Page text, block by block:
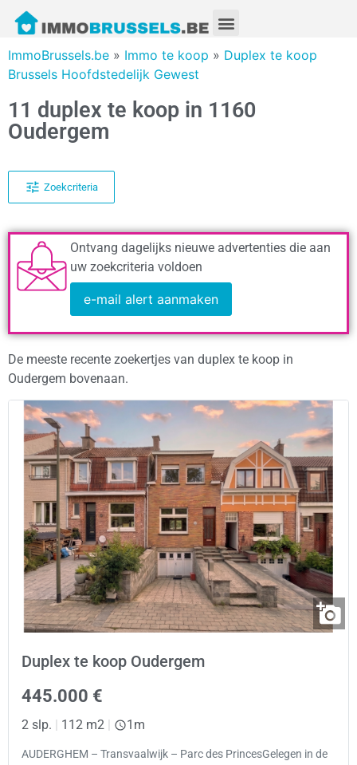
ImmoBrussels.be » Immo te koop » Duplex te koop
Brussels Hoofdstedelijk Gewest
11 duplex te koop in 1160
Oudergem
Zoekcriteria
Ontvang dagelijks nieuwe advertenties die aan
uw zoekcriteria voldoen
e-mail alert aanmaken
De meeste recente zoekertjes van duplex te koop in
Oudergem bovenaan.
Duplex te koop Oudergem
445.000 €
2 slp. | 112 m2 | 1m
AUDERGHEM – Transvaalwijk – Parc des PrincesGelegen in de